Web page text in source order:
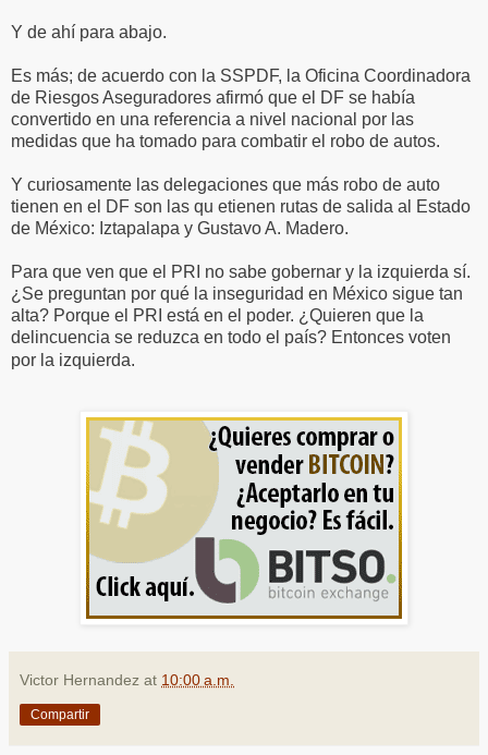
Y de ahí para abajo.
Es más; de acuerdo con la SSPDF, la Oficina Coordinadora
de Riesgos Aseguradores afirmó que el DF se había
convertido en una referencia a nivel nacional por las
medidas que ha tomado para combatir el robo de autos.
Y curiosamente las delegaciones que más robo de auto
tienen en el DF son las qu etienen rutas de salida al Estado
de México: Iztapalapa y Gustavo A. Madero.
Para que ven que el PRI no sabe gobernar y la izquierda sí.
¿Se preguntan por qué la inseguridad en México sigue tan
alta? Porque el PRI está en el poder. ¿Quieren que la
delincuencia se reduzca en todo el país? Entonces voten
por la izquierda.
Victor Hernandez at 10:00 a.m.
Compartir